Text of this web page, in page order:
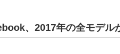
、2017年の全モデル